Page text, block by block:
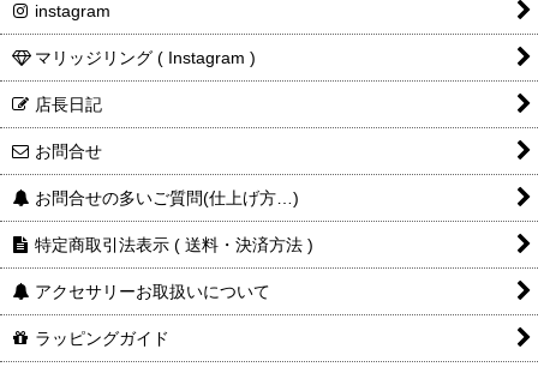
instagram
マリッジリング ( Instagram )
店長日記
お問合せ
お問合せの多いご質問(仕上げ方…)
特定商取引法表示 ( 送料・決済方法 )
アクセサリーお取扱いについて
ラッピングガイド